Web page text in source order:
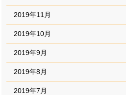
2019年11月
2019年10月
2019年9月
2019年8月
2019年7月